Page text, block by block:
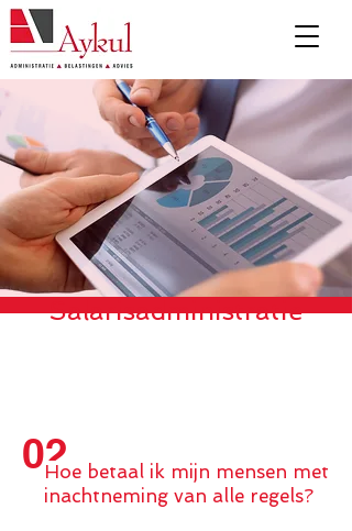
Salarisadministratie
02Hoe betaal ik mijn mensen met
inachtneming van alle regels?